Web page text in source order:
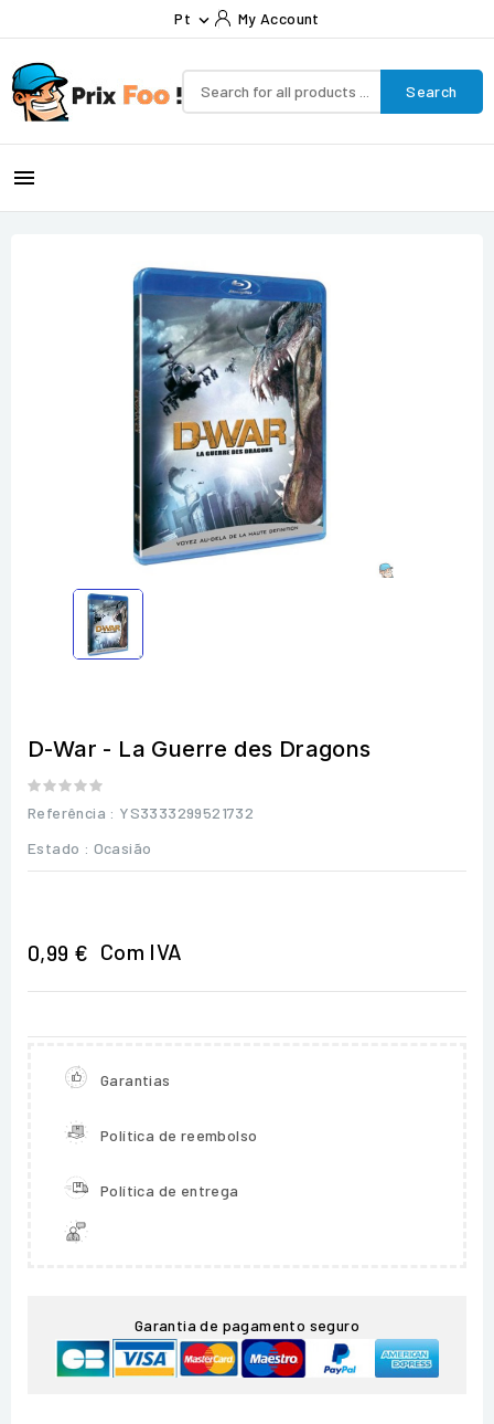
Pt  My Account
Search

D-War - La Guerre des Dragons
Referência : YS3333299521732
Estado : Ocasião
0,99 € Com IVA
Garantias
Política de reembolso
Política de entrega
Garantia de pagamento seguro